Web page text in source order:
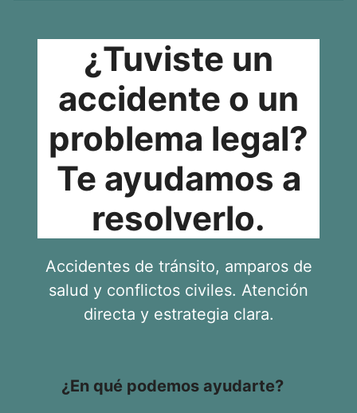
¿Tuviste un
accidente o un
problema legal?
Te ayudamos a
resolverlo.
Accidentes de tránsito, amparos de
salud y conflictos civiles. Atención
directa y estrategia clara.
¿En qué podemos ayudarte?